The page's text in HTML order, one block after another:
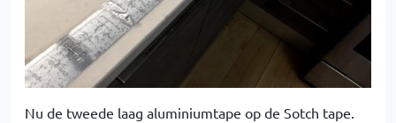
Nu de tweede laag aluminiumtape op de Sotch tape.